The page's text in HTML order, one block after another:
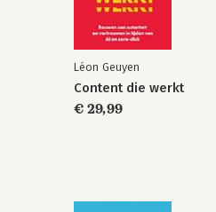
Léon Geuyen
Content die werkt
€ 29,99